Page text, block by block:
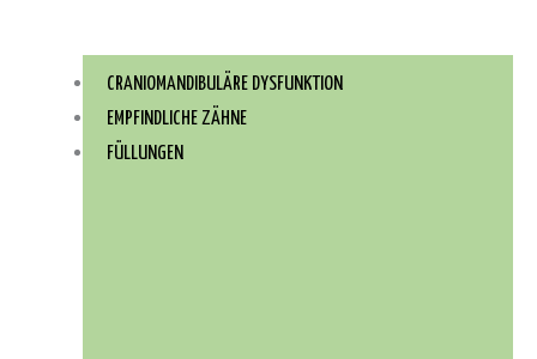
CRANIOMANDIBULÄRE DYSFUNKTION
EMPFINDLICHE ZÄHNE
FÜLLUNGEN